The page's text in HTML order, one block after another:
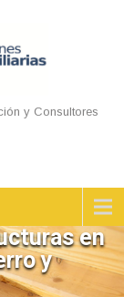
y Consultores
en
y